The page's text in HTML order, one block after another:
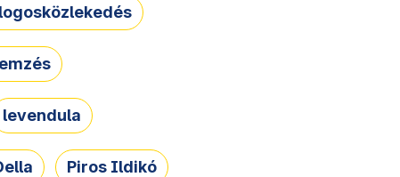
levendula
Piros Ildikó